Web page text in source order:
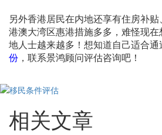
另外香港居民在内地还享有住房补
港澳大湾区惠港措施多多，难怪现
地人士越来越多！想知道自己适合
份 ，联系景鸿顾问评估咨询吧！
相关文章